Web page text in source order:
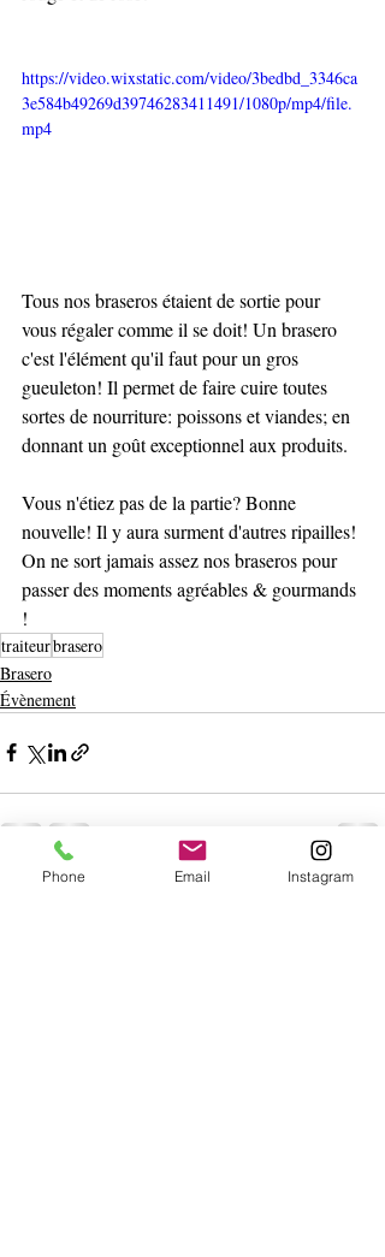
https://video.wixstatic.com/video/3bedbd_3346ca
3e584b49269d39746283411491/1080p/mp4/file.
mp4
Tous nos braseros étaient de sortie pour
vous régaler comme il se doit! Un brasero
c'est l'élément qu'il faut pour un gros
gueuleton! Il permet de faire cuire toutes
sortes de nourriture: poissons et viandes; en
donnant un goût exceptionnel aux produits.
Vous n'étiez pas de la partie? Bonne
nouvelle! Il y aura surment d'autres ripailles!
On ne sort jamais assez nos braseros pour
passer des moments agréables & gourmands
!
traiteurbrasero
Brasero
Évènement
Posts récents Voir tout
Phone Email Instagram